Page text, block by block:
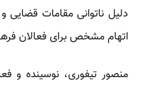
دلیل ناتوانی مقامات قضایی
اتهام مشخص برای فعالان
منصور تیفوری، نوسینده